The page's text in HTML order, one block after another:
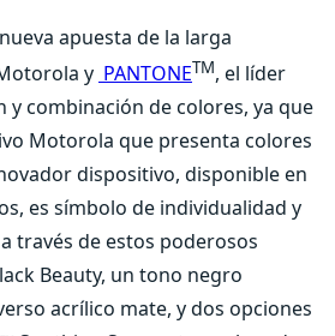
apuesta de la larga
y PANTONETM, el líder
y combinación de colores, ya que
Motorola que presenta colores
dispositivo, disponible en
es símbolo de individualidad y
través de estos poderosos
Beauty, un tono negro
acrílico mate, y dos opciones